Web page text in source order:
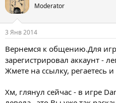
Moderator
3 Янв 2014
Вернемся к общению.Для
зарегистрировал аккаунт -
Жмете на ссылку, регаетесь
Хм, глянул сейчас - в игре